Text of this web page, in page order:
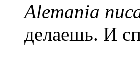
Alemania
делаешь. И